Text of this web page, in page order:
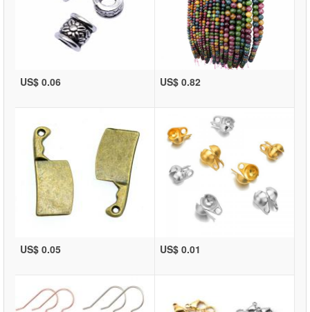
US$ 0.06 US$ 0.82
US$ 0.05 US$ 0.01